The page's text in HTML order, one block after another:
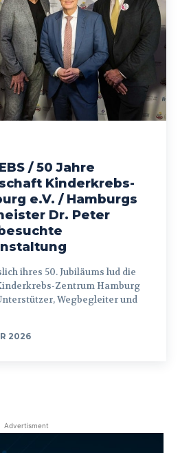
/ 50 Jahre
Kinderkrebs-
e.V. / Hamburgs
Dr. Peter
Zentrum Hamburg
Wegbegleiter und
2026
Advertisment